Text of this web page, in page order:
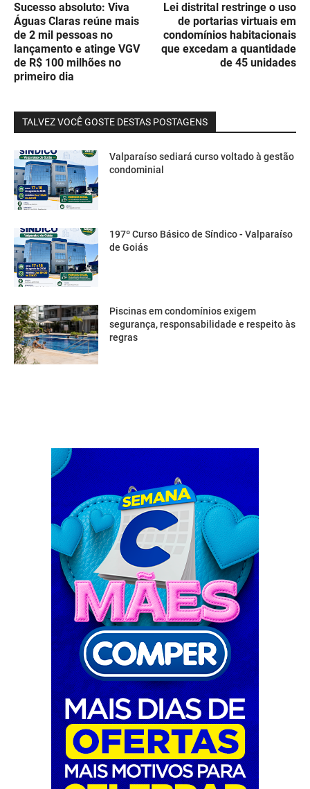
Sucesso absoluto: Viva
Águas Claras reúne mais
de 2 mil pessoas no
lançamento e atinge VGV
de R$ 100 milhões no
primeiro dia
Lei distrital restringe o uso
de portarias virtuais em
condomínios habitacionais
que excedam a quantidade
de 45 unidades
TALVEZ VOCÊ GOSTE DESTAS POSTAGENS
Valparaíso sediará curso voltado à gestão
condominial
197º Curso Básico de Síndico - Valparaíso
de Goiás
Piscinas em condomínios exigem
segurança, responsabilidade e respeito às
regras